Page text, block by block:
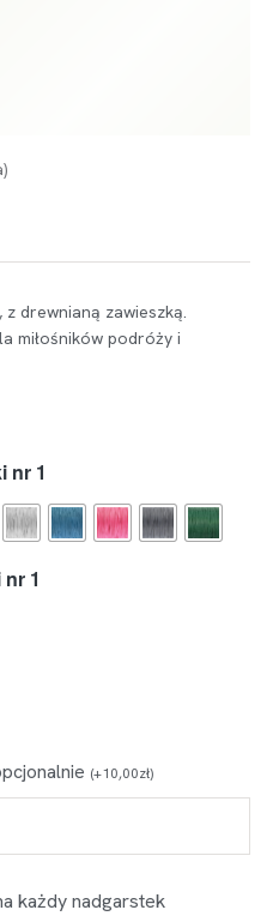
drewnianą zawieszką.
miłośników podróży i
nr 1
1
(+10,00zł)
każdy nadgarstek